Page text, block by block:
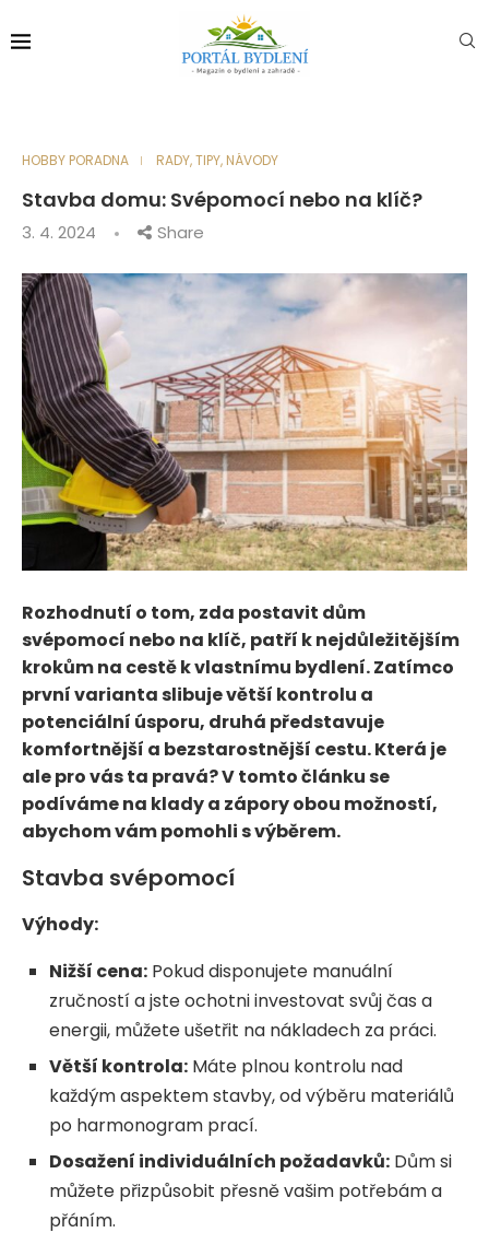
HOBBY PORADNA RADY, TIPY, NÁVODY
Stavba domu: Svépomocí nebo na klíč?
3. 4. 2024 Share
Rozhodnutí o tom, zda postavit dům
svépomocí nebo na klíč, patří k nejdůležitějším
krokům na cestě k vlastnímu bydlení. Zatímco
první varianta slibuje větší kontrolu a
potenciální úsporu, druhá představuje
komfortnější a bezstarostnější cestu. Která je
ale pro vás ta pravá? V tomto článku se
podíváme na klady a zápory obou možností,
abychom vám pomohli s výběrem.
Stavba svépomocí
Výhody:
Nižší cena: Pokud disponujete manuální
zručností a jste ochotni investovat svůj čas a
energii, můžete ušetřit na nákladech za práci.
Větší kontrola: Máte plnou kontrolu nad
každým aspektem stavby, od výběru materiálů
po harmonogram prací.
Dosažení individuálních požadavků: Dům si
můžete přizpůsobit přesně vašim potřebám a
přáním.